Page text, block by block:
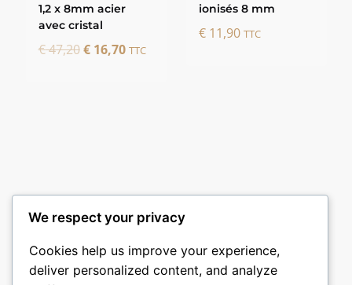
1,2 x 8mm acier
avec cristal
€47,20 Le
€16,70Le
TTC
ionisés 8 mm
€11,90 TTC
We respect your privacy
Cookies help us improve your experience,
deliver personalized content, and analyze